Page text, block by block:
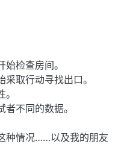
检查房间。
取行动寻找出口。
不同的数据。
种情况……以及我的朋友